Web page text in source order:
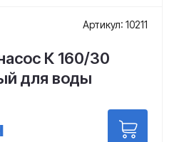
Артикул: 10211
К 160/30
для воды